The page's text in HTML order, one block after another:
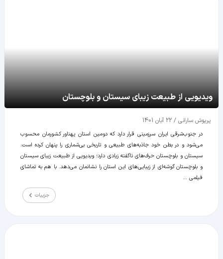
ویدیویی از طبیعت زیبای سیستان و بلوچستان
پریوش سارانی / 22 آبان 1401
در جنوب‌شرقی ایران سرزمینی قرار دارد که دومین استان پهناور کشورمان محسوب
می‌شود و در بطن خود جاذبه‌های طبیعی و تاریخی بی‌شماری را پنهان کرده است.
سیستان و بلوچستان حرف‌های ناگفته زیادی دارد؛ ویدیویی از طبیعت زیبای سیستان
و بلوچستان گوشه‌ای از زیبایی‌های این استان را نشانمان می‌دهد. با هم به تماشای
فیلمی ...
جزییات